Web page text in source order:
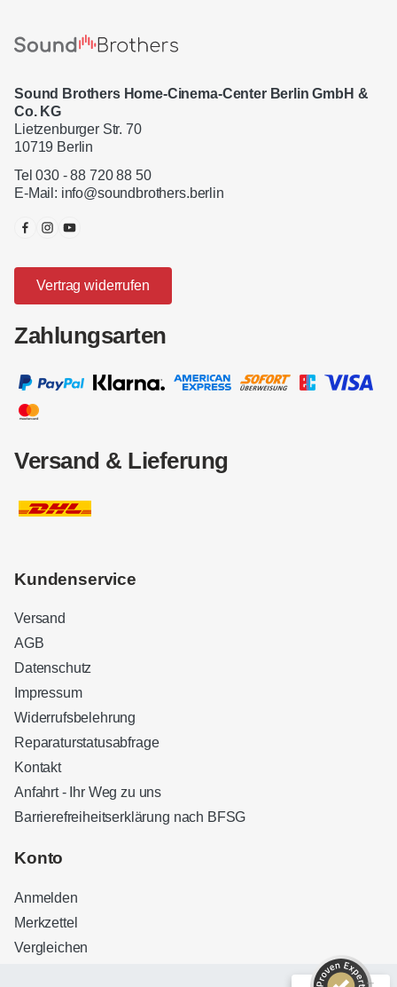
Sound Brothers Home-Cinema-Center Berlin GmbH &
Co. KG
Lietzenburger Str. 70
10719 Berlin
Tel 030 - 88 720 88 50
E-Mail: info@soundbrothers.berlin
Vertrag widerrufen
Zahlungsarten
Versand & Lieferung
Kundenservice
Versand
AGB
Datenschutz
Impressum
Widerrufsbelehrung
Reparaturstatusabfrage
Kontakt
Anfahrt - Ihr Weg zu uns
Barrierefreiheitserklärung nach BFSG
Konto
Anmelden
Merkzettel
Vergleichen
Kundenbewertungen und Erfahrungen zu
32
Bewertungen auf